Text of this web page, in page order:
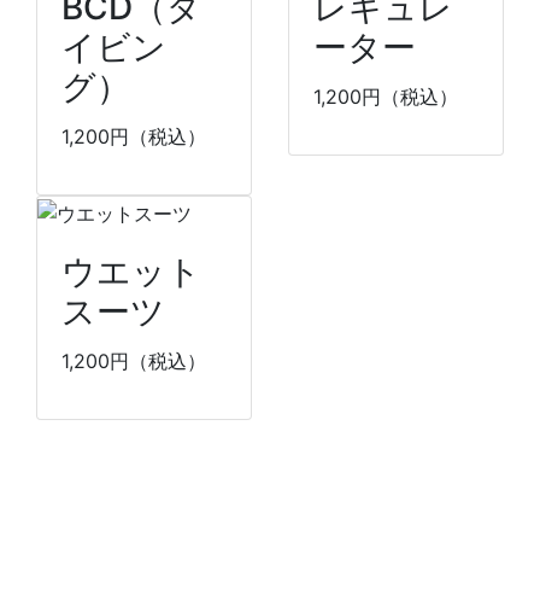
イビン
グ）
1,200円（税込）
ーター
1,200円（税込）
ウエット
スーツ
1,200円（税込）